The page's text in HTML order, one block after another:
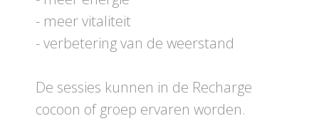
- meer vitaliteit
- verbetering van de weerstand
De sessies kunnen in de Recharge
cocoon of groep ervaren worden.